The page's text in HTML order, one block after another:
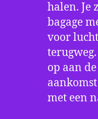
halen. Je
bagage
voor
op aan
met een